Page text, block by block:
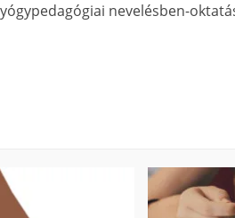
nevelésben-